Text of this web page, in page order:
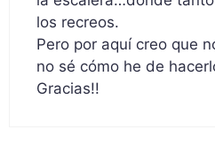
los recreos.
Pero por aquí creo que
no sé cómo he de
Gracias!!